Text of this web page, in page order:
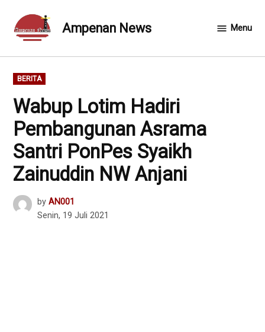
content
Ampenan News Menu
POSTED
IN
BERITA
Wabup Lotim Hadiri
Pembangunan Asrama
Santri PonPes Syaikh
Zainuddin NW Anjani
by AN001
Senin, 19 Juli 2021